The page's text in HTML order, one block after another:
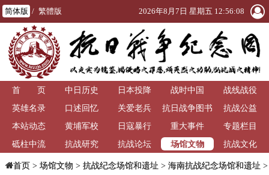
简体版 / 繁體版 2026年8月7日 星期五 12:56:09
首 页 中日历史 日本投降 战时中国
战线战役
英雄名录
口述回忆 关爱老兵
抗日战争图书
馆
抗战公益
本站动态
黄埔军校 日寇暴行 重大事件
专题栏目
砥柱中流
抗战研究 抗战论坛 场馆文物 抗战文化
首页> 场馆文物 > 抗战纪念场馆和遗址 > 海南抗战纪念场馆和遗址 >